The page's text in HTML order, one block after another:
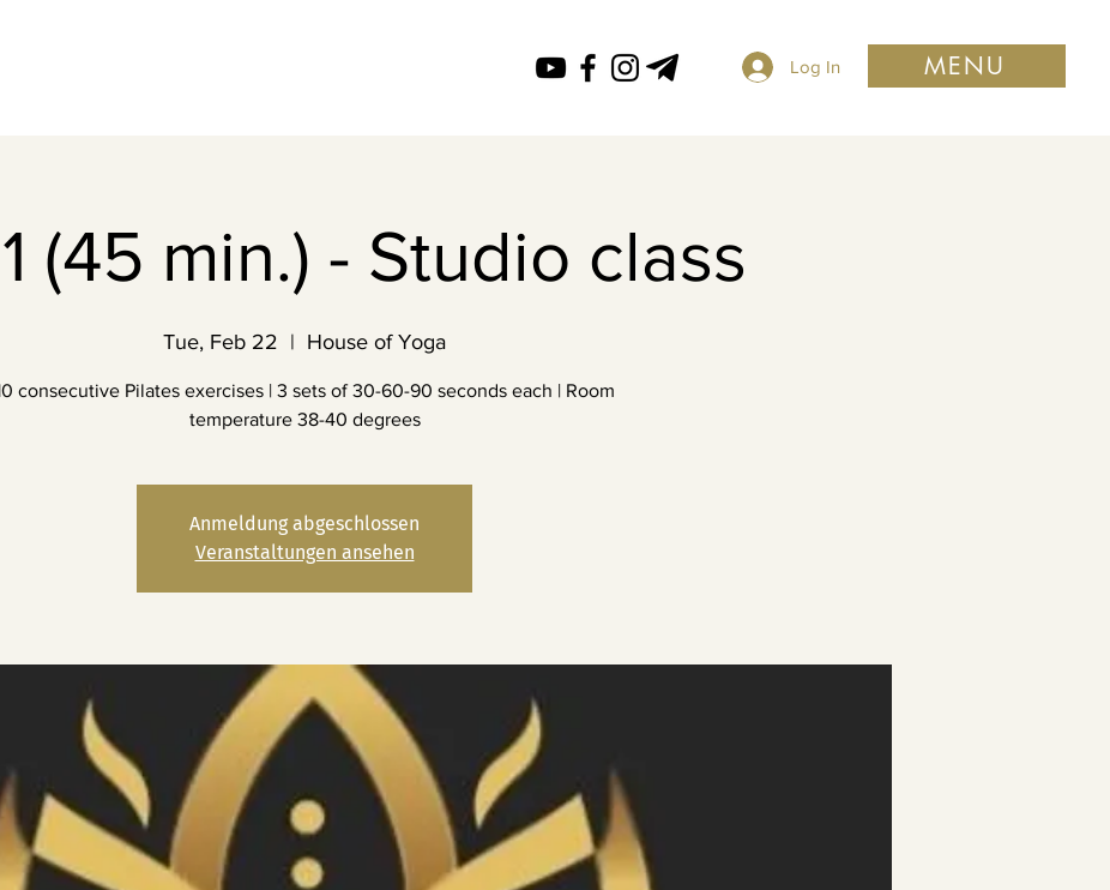
Log In MENU
(45 min.) - Studio class
Tue, Feb 22
  |
House of Yoga
consecutive Pilates exercises | 3 sets of 30-60-90 seconds each | Room
temperature 38-40 degrees
Anmeldung abgeschlossen
Veranstaltungen ansehen